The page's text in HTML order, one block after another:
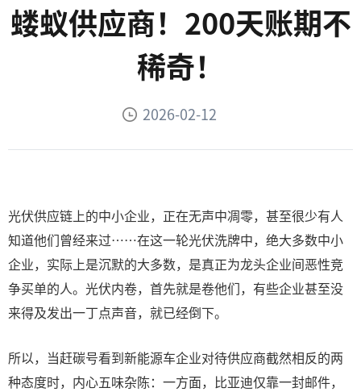
蝼蚁供应商！200天账期不
稀奇！
2026-02-12
光伏供应链上的中小企业，正在无声中凋零，甚至很少有人
知道他们曾经来过……在这一轮光伏洗牌中，绝大多数中小
企业，实际上是沉默的大多数，是真正为龙头企业间恶性竞
争买单的人。光伏内卷，首先就是卷他们，有些企业甚至没
来得及发出一丁点声音，就已经倒下。
所以，当赶碳号看到新能源车企业对待供应商截然相反的两
种态度时，内心五味杂陈：一方面，比亚迪仅靠一封邮件，